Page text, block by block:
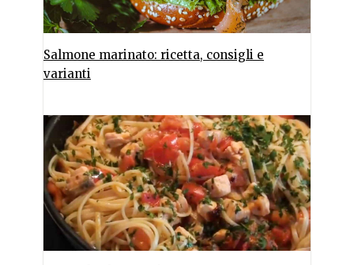
Salmone marinato: ricetta, consigli e
varianti